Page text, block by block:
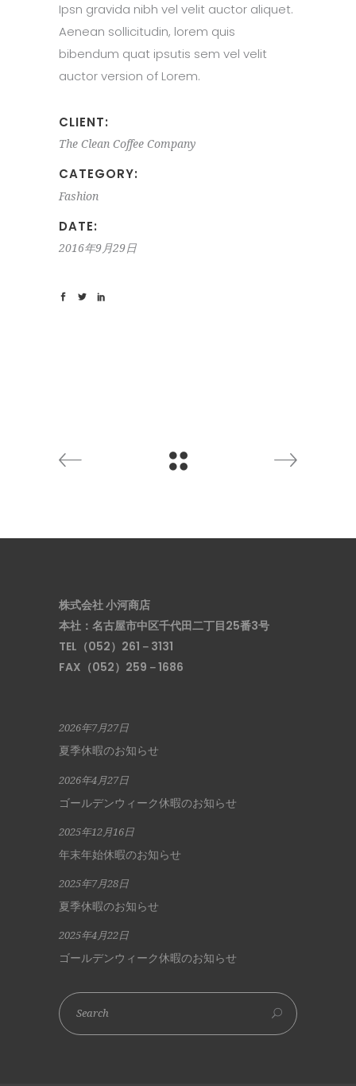
Ipsn gravida nibh vel velit auctor aliquet.
Aenean sollicitudin, lorem quis
bibendum quat ipsutis sem vel velit
auctor version of Lorem.
CLIENT:
The Clean Coffee Company
CATEGORY:
Fashion
DATE:
2016年9月29日
株式会社 小河商店
本社：名古屋市中区千代田二丁目25番3号
TEL（052）261－3131
FAX（052）259－1686
2026年7月27日
夏季休暇のお知らせ
2026年4月27日
ゴールデンウィーク休暇のお知らせ
2025年12月16日
年末年始休暇のお知らせ
2025年7月28日
夏季休暇のお知らせ
2025年4月22日
ゴールデンウィーク休暇のお知らせ